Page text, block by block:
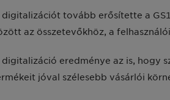
digitalizációt tovább erősítette a
az összetevőkhöz, a
digitalizáció eredménye az is, hogy
jóval szélesebb vásárlói